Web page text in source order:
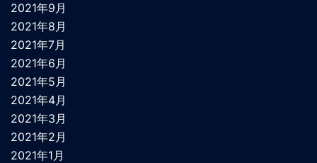
2021年9月
2021年8月
2021年7月
2021年6月
2021年5月
2021年4月
2021年3月
2021年2月
2021年1月